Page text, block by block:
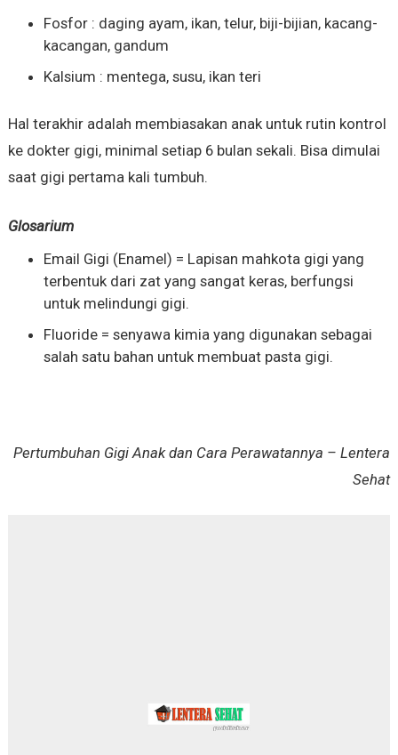
Fosfor : daging ayam, ikan, telur, biji-bijian, kacang-
kacangan, gandum
Kalsium : mentega, susu, ikan teri
Hal terakhir adalah membiasakan anak untuk rutin kontrol
ke dokter gigi, minimal setiap 6 bulan sekali. Bisa dimulai
saat gigi pertama kali tumbuh.
Glosarium
Email Gigi (Enamel) = Lapisan mahkota gigi yang
terbentuk dari zat yang sangat keras, berfungsi
untuk melindungi gigi.
Fluoride = senyawa kimia yang digunakan sebagai
salah satu bahan untuk membuat pasta gigi.
Pertumbuhan Gigi Anak dan Cara Perawatannya – Lentera
Sehat